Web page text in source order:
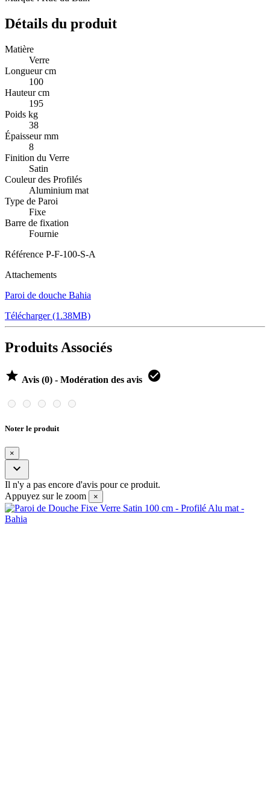
Détails du produit
Matière
Verre
Longueur cm
100
Hauteur cm
195
Poids kg
38
Épaisseur mm
8
Finition du Verre
Satin
Couleur des Profilés
Aluminium mat
Type de Paroi
Fixe
Barre de fixation
Fournie
Référence P-F-100-S-A
Attachements
Paroi de douche Bahia
Télécharger (1.38MB)
Produits Associés
 Avis (0) - Modération des avis 
Noter le produit
×

Il n'y a pas encore d'avis pour ce produit.
Appuyez sur le zoom
×